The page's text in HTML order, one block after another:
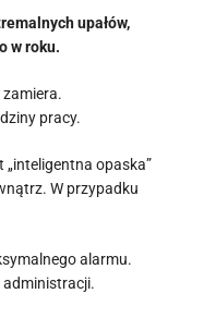
upałów,
w roku.
pracy.
„inteligentna opaska”
W przypadku
alarmu.
administracji.